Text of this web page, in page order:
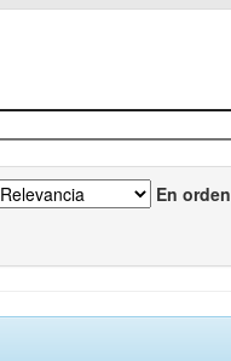
En orden